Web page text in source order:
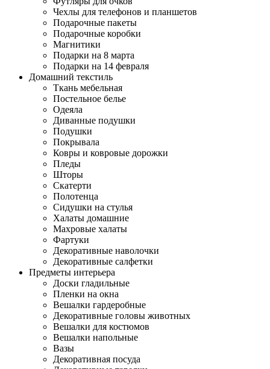
Чехлы для телефонов и планшетов
Подарочные пакеты
Подарочные коробки
Магнитики
Подарки на 8 марта
Подарки на 14 февраля
Домашний текстиль
Ткань мебельная
Постельное белье
Одеяла
Диванные подушки
Подушки
Покрывала
Ковры и ковровые дорожки
Пледы
Шторы
Скатерти
Полотенца
Сидушки на стулья
Халаты домашние
Махровые халаты
Фартуки
Декоративные наволочки
Декоративные салфетки
Предметы интерьера
Доски гладильные
Пленки на окна
Вешалки гардеробные
Декоративные головы животных
Вешалки для костюмов
Вешалки напольные
Вазы
Декоративная посуда